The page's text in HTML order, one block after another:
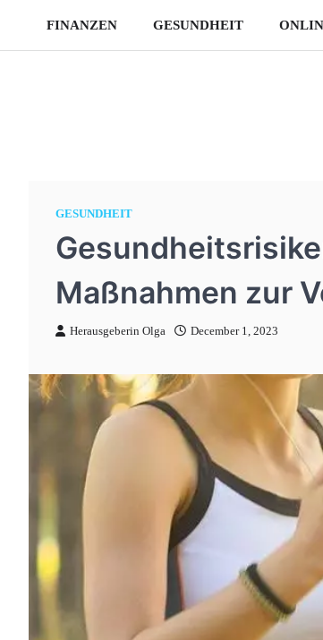
content
FINANZEN GESUNDHEIT
GESUNDHEIT
Maßnahmen zur
Herausgeberin Olga December 1, 2023